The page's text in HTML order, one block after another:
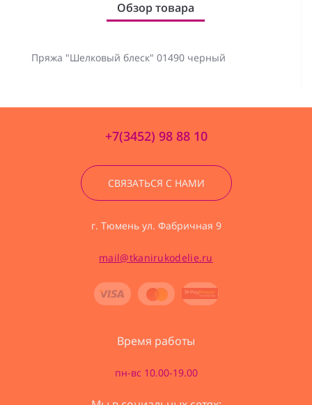
Обзор товара
Пряжа "Шелковый блеск" 01490 черный
+7(3452) 98 88 10
СВЯЗАТЬСЯ С НАМИ
г. Тюмень ул. Фабричная 9
mail@tkanirukodelie.ru
Время работы
пн-вс 10.00-19.00